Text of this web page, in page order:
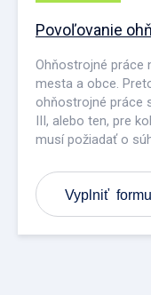
Povoľovanie
Ohňostrojné práce
mesta a obce.
ohňostrojné práce
III, alebo ten, pre
musí požiadať o
Vyplniť